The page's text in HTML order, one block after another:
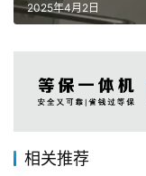
2025年4月2日
相关推荐